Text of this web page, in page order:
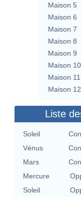
Maison 5
Maison 6
Maison 7
Maison 8
Maison 9
Maison 10
Maison 11
Maison 12
Liste
Soleil
Vénus
Mars
Mercure
Soleil